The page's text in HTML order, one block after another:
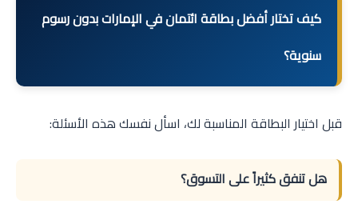
كيف تختار أفضل بطاقة ائتمان في الإمارات بدون رسوم
سنوية؟
قبل اختيار البطاقة المناسبة لك، اسأل نفسك هذه الأسئلة:
هل تنفق كثيراً على التسوق؟